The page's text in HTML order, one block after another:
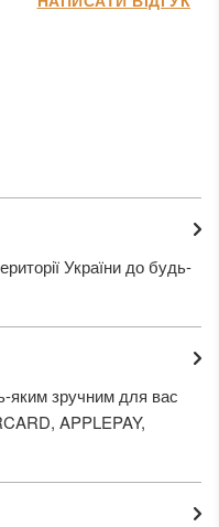
України до будь-
яким зручним для вас
APPLEPAY,